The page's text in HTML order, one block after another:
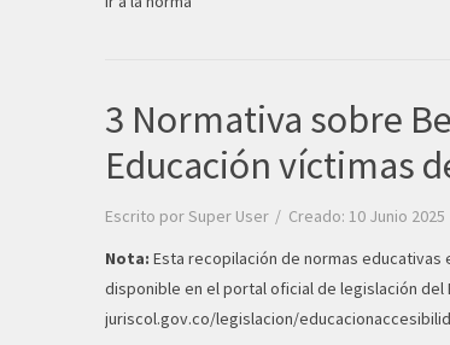
3 Normativa sobre
Educación víctimas
Escrito porSuper User
Creado: 10 Junio 2025
Nota: Esta recopilación de normas educativas
disponible en el portal oficial de legislación del
juriscol.gov.co/legislacion/